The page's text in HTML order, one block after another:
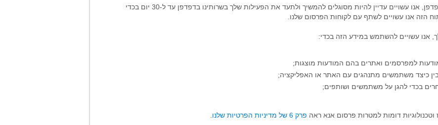
אם אינך מחובר לחשבונך בקוגניפיט בדפדפן, אנו עשויים עדיין להיות מסוגלים להמשיך ולתעד את הפעילות שלך בשרותינו בדפדפן עד ל-30 יום בכדי
הזה אנו עשויים לשתף עם לקוחות הפרסום שלנו.
עשויים להשתמש במידע הזה בכדי:
למפרסמים ואתרים בהם המודעות מוצגות;
כיצד משתמשים מתנהגים עם האתר או האפליקציה;
בכדי להגן על משתמשים ושותפים;
וטכנולוגיות דומות למטרות פרסום אנא ראה פרק 6 של מדיניות הפרטיות שלנו